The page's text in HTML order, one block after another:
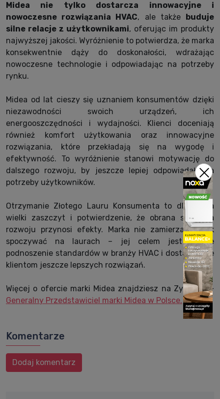
Midea nie tylko dostarcza innowacyjne i
nowoczesne rozwiązania HVAC, ale także
buduje
silne relacje z użytkownikami, oferując im produkty
najwyższej jakości. Wyróżnienie to potwierdza, że marka
konsekwentnie dąży do doskonałości, wdrażając
nowoczesne technologie i odpowiadając na potrzeby
rynku.
Midea od lat cieszy się uznaniem konsumentów dzięki
niezawodności swoich urządzeń, ich
energooszczędności i wydajności. Klienci doceniają
również komfort użytkowania oraz innowacyjne
rozwiązania, które przekładają się na wygodę i
efektywność. To wyróżnienie stanowi motywację do
dalszego rozwoju, by jeszcze lepiej odpowiadały na
potrzeby użytkowników.
Otrzymanie Złotego Lauru Konsumenta to dla Midea
wielki zaszczyt i potwierdzenie, że obrana strategia
rozwoju przynosi efekty. Marka nie zamierza jednak
spoczywać na laurach – jej celem jest dalsze
podnoszenie standardów w branży HVAC i dostarczanie
klientom jeszcze lepszych rozwiązań.
Więcej o ofercie marki Midea znajdziesz na Zymetric -
Generalny Przedstawiciel marki Midea w Polsce.
Komentarze
Dodaj komentarz